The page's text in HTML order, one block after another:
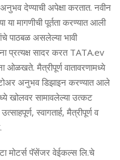
देण्‍याची अपेक्षा करतात. नवीन
मागणीची पूर्तता करण्‍यात आली
पाठबळ असलेल्‍या भावी
प्रत्‍यक्ष सादर करत TATA.ev
ओळखते. मैत्रीपूर्ण वातावरणामध्‍ये
अनुभव डिझाइन करण्‍यात आले
खोलवर सामावलेल्‍या उत्‍कट
स्‍वागतार्ह, मैत्रीपूर्ण व
मोटर्स पॅसेंजर वेईकल्‍स लि.चे